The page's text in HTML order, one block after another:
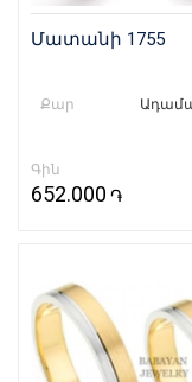
Մատանի 1755
Քար
Գին
652.000 ֏